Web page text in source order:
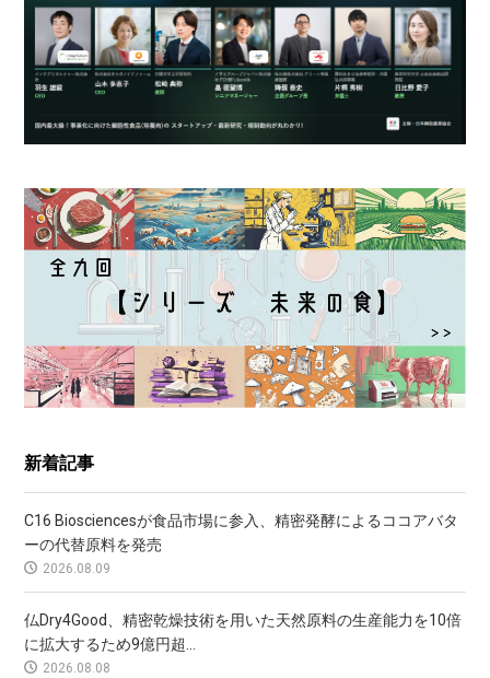
新着記事
C16 Biosciencesが食品市場に参入、精密発酵によるココアバタ
ーの代替原料を発売
2026.08.09
仏Dry4Good、精密乾燥技術を用いた天然原料の生産能力を10倍
に拡大するため9億円超...
2026.08.08